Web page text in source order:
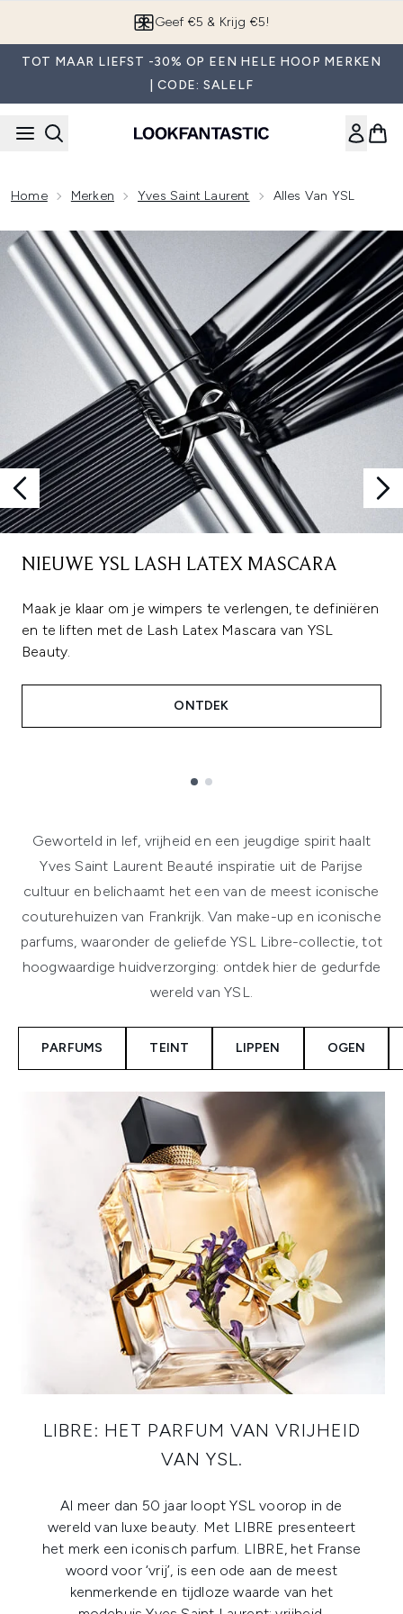
Geef €5 & Krijg €5!
TOT MAAR LIEFST -30% OP EEN HELE HOOP MERKEN
| CODE: SALELF
Home Merken Yves Saint Laurent Alles Van YSL
NIEUWE YSL LASH LATEX MASCARA
Maak je klaar om je wimpers te verlengen, te definiëren
en te liften met de Lash Latex Mascara van YSL
Beauty.
ONTDEK
Geworteld in lef, vrijheid en een jeugdige spirit haalt
Yves Saint Laurent Beauté inspiratie uit de Parijse
cultuur en belichaamt het een van de meest iconische
couturehuizen van Frankrijk. Van make-up en iconische
parfums, waaronder de geliefde YSL Libre-collectie, tot
hoogwaardige huidverzorging: ontdek hier de gedurfde
wereld van YSL.
PARFUMS TEINT LIPPEN OGEN
LIBRE: HET PARFUM VAN VRIJHEID
VAN YSL.
Al meer dan 50 jaar loopt YSL voorop in de
wereld van luxe beauty. Met LIBRE presenteert
het merk een iconisch parfum. LIBRE, het Franse
woord voor ‘vrij’, is een ode aan de meest
kenmerkende en tijdloze waarde van het